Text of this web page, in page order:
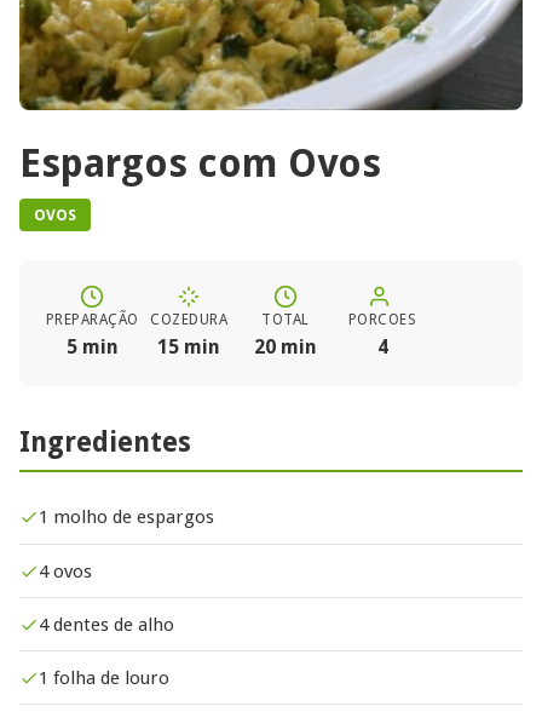
Espargos com Ovos​
OVOS
PREPARAÇÃO
5 min
COZEDURA
15 min
TOTAL
20 min
PORCOES
4
Ingredientes
1 molho de espargos
4 ovos
4 dentes de alho
1 folha de louro